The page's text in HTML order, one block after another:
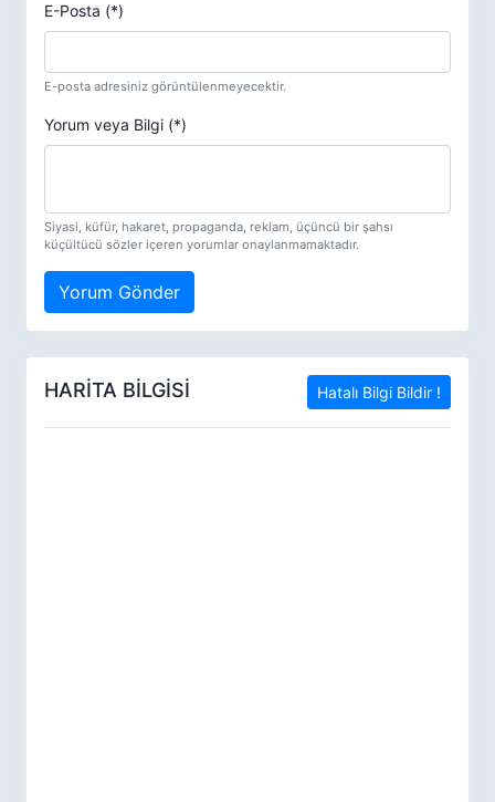
E-Posta (*)
E-posta adresiniz görüntülenmeyecektir.
Yorum veya Bilgi (*)
Siyasi, küfür, hakaret, propaganda, reklam, üçüncü bir şahsı
küçültücü sözler içeren yorumlar onaylanmamaktadır.
Yorum Gönder
HARİTA BİLGİSİ Hatalı Bilgi Bildir !